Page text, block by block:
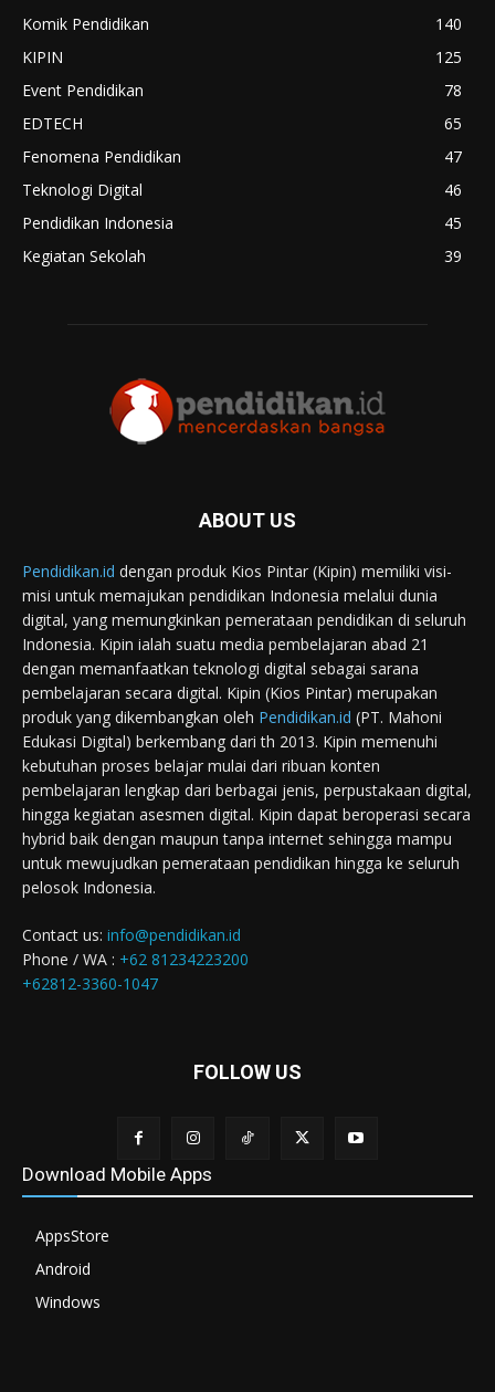
Komik Pendidikan
140
KIPIN
125
Event Pendidikan
78
EDTECH
65
Fenomena Pendidikan
47
Teknologi Digital
46
Pendidikan Indonesia
45
Kegiatan Sekolah
39
ABOUT US
Pendidikan.id dengan produk Kios Pintar (Kipin) memiliki visi-
misi untuk memajukan pendidikan Indonesia melalui dunia
digital, yang memungkinkan pemerataan pendidikan di seluruh
Indonesia. Kipin ialah suatu media pembelajaran abad 21
dengan memanfaatkan teknologi digital sebagai sarana
pembelajaran secara digital. Kipin (Kios Pintar) merupakan
produk yang dikembangkan oleh Pendidikan.id (PT. Mahoni
Edukasi Digital) berkembang dari th 2013. Kipin memenuhi
kebutuhan proses belajar mulai dari ribuan konten
pembelajaran lengkap dari berbagai jenis, perpustakaan digital,
hingga kegiatan asesmen digital. Kipin dapat beroperasi secara
hybrid baik dengan maupun tanpa internet sehingga mampu
untuk mewujudkan pemerataan pendidikan hingga ke seluruh
pelosok Indonesia.
Contact us: info@pendidikan.id
Phone / WA : +62 81234223200
+62812-3360-1047
FOLLOW US
Download Mobile Apps
AppsStore
Android
Windows